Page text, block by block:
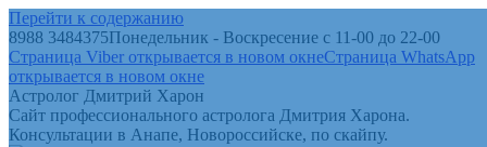
Перейти к содержанию
8988 3484375Понедельник - Воскресение с 11-00 до 22-00
Страница Viber открывается в новом окнеСтраница WhatsApp
открывается в новом окне
Астролог Дмитрий Харон
Сайт профессионального астролога Дмитрия Харона.
Консультации в Анапе, Новороссийске, по скайпу.